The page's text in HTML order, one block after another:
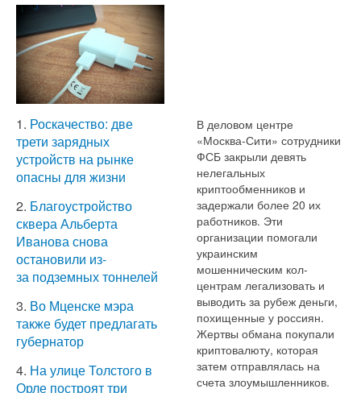
1. Роскачество: две
трети зарядных
устройств на рынке
опасны для жизни
2. Благоустройство
сквера Альберта
Иванова снова
остановили из-
за подземных тоннелей
3. Во Мценске мэра
также будет предлагать
губернатор
4. На улице Толстого в
Орле построят три
В деловом центре
«Москва-Сити» сотрудники
ФСБ закрыли девять
нелегальных
криптообменников и
задержали более 20 их
работников. Эти
организации помогали
украинским
мошенническим кол-
центрам легализовать и
выводить за рубеж деньги,
похищенные у россиян.
Жертвы обмана покупали
криптовалюту, которая
затем отправлялась на
счета злоумышленников.